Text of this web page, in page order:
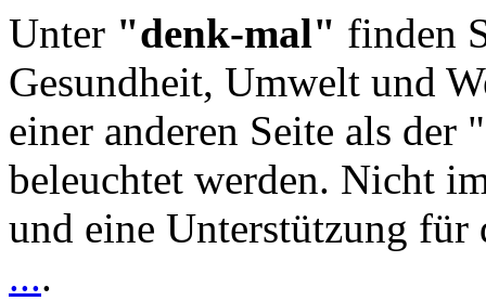
Unter "denk-mal" finden
Gesundheit, Umwelt und
einer anderen Seite als
beleuchtet werden. Nicht
und eine Unterstützung
....